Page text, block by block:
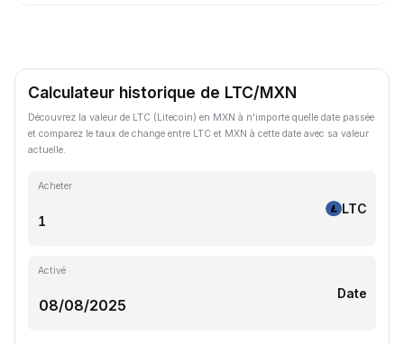
Calculateur historique de LTC/MXN
Découvrez la valeur de LTC (Litecoin) en MXN à n'importe quelle date passée
et comparez le taux de change entre LTC et MXN à cette date avec sa valeur
actuelle.
Acheter
LTC
Activé
Date